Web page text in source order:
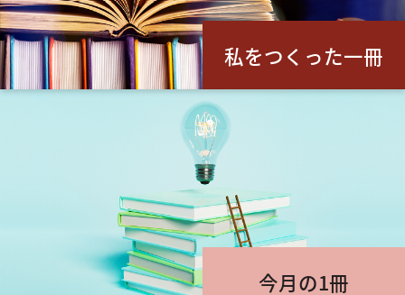
私をつくった一冊
今月の1冊